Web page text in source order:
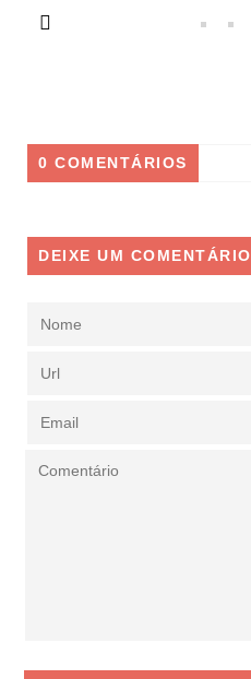
0 COMENTÁRIOS
DEIXE UM COMENTÁRIO